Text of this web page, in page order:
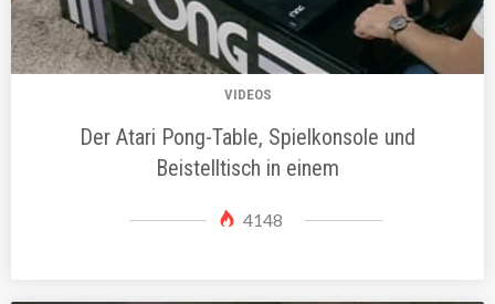
VIDEOS
Der Atari Pong-Table, Spielkonsole und
Beistelltisch in einem
4148